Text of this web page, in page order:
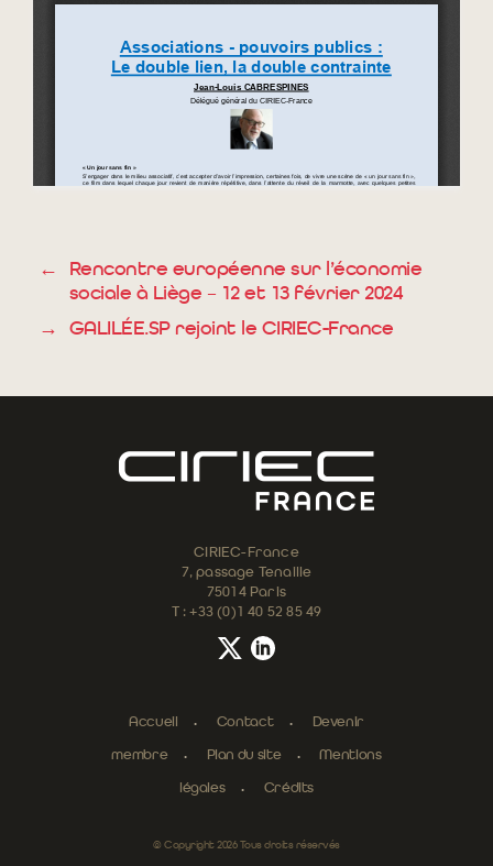
←
Rencontre européenne sur l’économie
sociale à Liège – 12 et 13 février 2024
→
GALILÉE.SP rejoint le CIRIEC-France
CIRIEC-France
7, passage Tenaille
75014 Paris
T : +33 (0)1 40 52 85 49
Accueil Contact Devenir
membre Plan du site Mentions
légales Crédits
© Copyright 2026 Tous droits réservés